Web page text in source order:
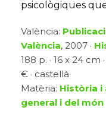
psicològiques
València:
València, 2007 ·
188 p. · 16 x 24 cm
€ · castellà
Matèria: Història i
general i del món